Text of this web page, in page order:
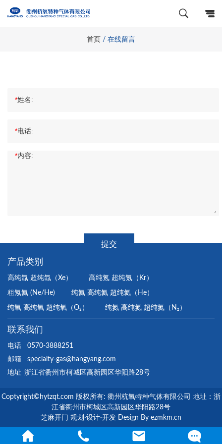
首页 / 在线留言
*姓名:
*电话:
*内容:
产品类别
高纯氙 超纯氙（Xe） 高纯氪 超纯氪（Kr）
粗氖氦 (Ne/He) 纯氦 高纯氦 超纯氦（He）
纯氧 高纯氧 超纯氧（O₂） 纯氮 高纯氮 超纯氮（N₂）
联系我们
电话
0570-3888251
邮箱
specialty-gas@hangyang.com
地址 浙江省衢州市柯城区高新园区华阳路28号
Coptyright©hytzqt.com 版权所有: 衢州杭氧特种气体有限公司 地址：浙
江省衢州市柯城区高新园区华阳路28号
芝麻开门 规划·设计·开发 Design By ezmkm.cn